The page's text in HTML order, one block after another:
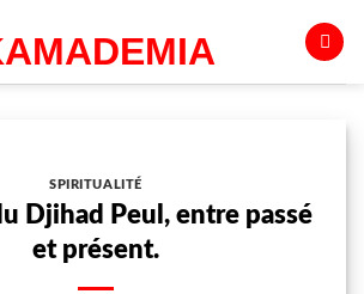
SPIRITUALITÉ
Djihad Peul, entre passé
et présent.